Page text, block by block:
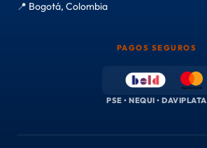
📍 Bogotá, Colombia
PAGOS SEGUROS
PSE • NEQUI • DAVIPLATA